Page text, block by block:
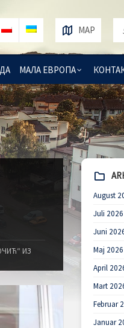
МАЛА ЕВРОПА
MAP
ИЗ
August
Juli 2026
Juni
Maj 2026
April
Mart
Februar
Januar